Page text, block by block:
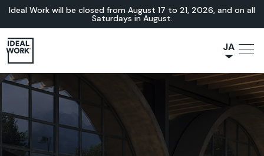
Ideal Work will be closed from August 17 to 21, 2026, and on all
Saturdays in August.
JA
IT